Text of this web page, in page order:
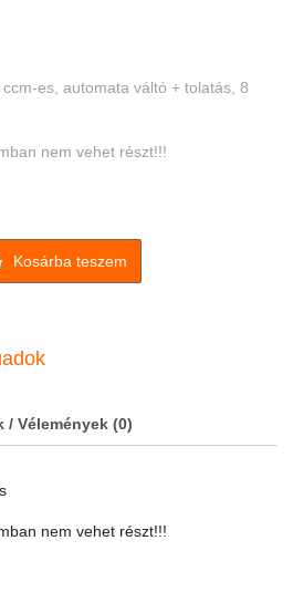
es, automata váltó + tolatás, 8
nem vehet részt!!!
Kosárba teszem
/ Vélemények (0)
nem vehet részt!!!